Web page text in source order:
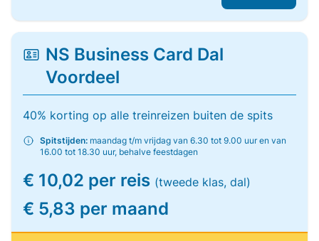
NS Business Card Dal
Voordeel
40% korting op alle treinreizen buiten de spits
Spitstijden: maandag t/m vrijdag van 6.30 tot 9.00 uur en van
16.00 tot 18.30 uur, behalve feestdagen
€ 10,02 per reis (tweede klas, dal)
€ 5,83 per maand